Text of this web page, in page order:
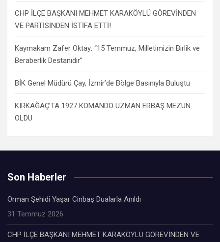
CHP İLÇE BAŞKANI MEHMET KARAKÖYLÜ GÖREVİNDEN
VE PARTİSİNDEN İSTİFA ETTİ!
Kaymakam Zafer Oktay: “15 Temmuz, Milletimizin Birlik ve
Beraberlik Destanıdır”
BİK Genel Müdürü Çay, İzmir’de Bölge Basınıyla Buluştu
KIRKAĞAÇ’TA 1927 KOMANDO UZMAN ERBAŞ MEZUN
OLDU
Son Haberler
Orman Şehidi Yaşar Cinbaş Dualarla Anıldı
31 Temmuz 2026
CHP İLÇE BAŞKANI MEHMET KARAKÖYLÜ GÖREVİNDEN VE